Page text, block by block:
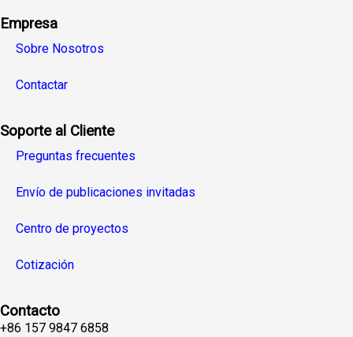
Empresa
Sobre Nosotros
Contactar
Soporte al Cliente
Preguntas frecuentes
Envío de publicaciones invitadas
Centro de proyectos
Cotización
Contacto
+86 157 9847 6858